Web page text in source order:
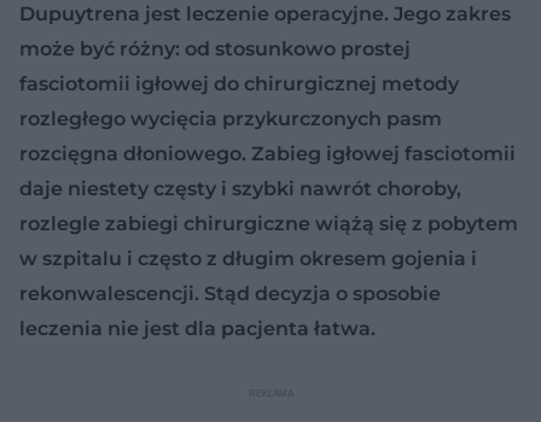
Dupuytrena jest leczenie operacyjne. Jego zakres
może być różny: od stosunkowo prostej
fasciotomii igłowej do chirurgicznej metody
rozległego wycięcia przykurczonych pasm
rozcięgna dłoniowego. Zabieg igłowej fasciotomii
daje niestety częsty i szybki nawrót choroby,
rozlegle zabiegi chirurgiczne wiążą się z pobytem
w szpitalu i często z długim okresem gojenia i
rekonwalescencji. Stąd decyzja o sposobie
leczenia nie jest dla pacjenta łatwa.